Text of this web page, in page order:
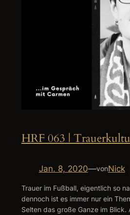
HRF 063 |
Jan. 8, 2020—vonNick
Trauer im Fußball, eigentlich so
dennoch ist es immer nur ein
Selten das große Ganze im Blick.